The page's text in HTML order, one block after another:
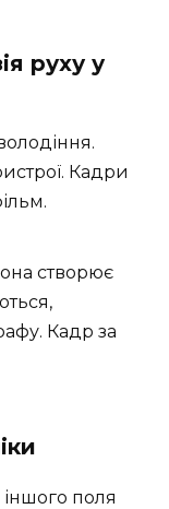
руху у
Кадри
створює
Кадр за
поля